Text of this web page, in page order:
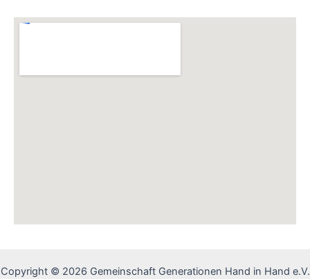
Copyright © 2026 Gemeinschaft Generationen Hand in Hand e.V.